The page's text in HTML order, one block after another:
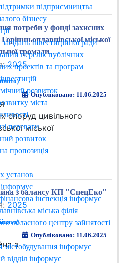
підприємництва
бізнесу
Інвестиційної ради
перелік публічних
проектів та програм
розвиток
міста
переваги
розвиток
пропозиція
установ
інспекція інформує
міська філія
обласного центру зайнятості
містобудування інформує
інформує
потреби у фонді захисних
міської
громади
2025
Опубліковано: 11.06.2025
споруд цивільного
міської
з балансу КП "СпецЕко"
2025
Опубліковано: 11.06.2025
з